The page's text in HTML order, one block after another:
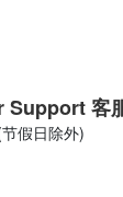
客
假日除外)